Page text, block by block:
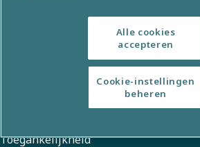
© Copyright 2026 – Atlas Copco Group
Toegankelijkheid
Alle cookies
accepteren
Cookie-instellingen
beheren